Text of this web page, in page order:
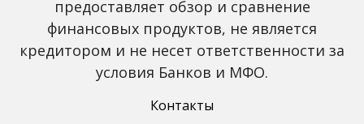
Global Tech Forum: как
ИИ меняет бизнес и
открывает новые
4.0 меняет правила
игры в медиаиндустрии
предоставляет обзор и сравнение
финансовых продуктов, не является
кредитором и не несет ответственности за
условия Банков и МФО.
Контакты